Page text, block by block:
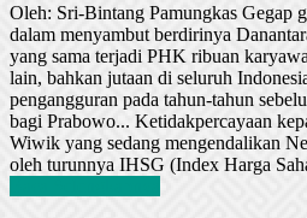
Oleh: Sri-Bintang Pamungkas Gegap
dalam menyambut berdirinya
yang sama terjadi PHK ribuan
lain, bahkan jutaan di seluruh
pengangguran pada tahun-tahun
bagi Prabowo... Ketidakpercayaan
Wiwik yang sedang mengendalikan
oleh turunnya IHSG (Index Harga